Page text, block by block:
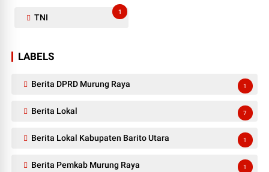
TNI
1
LABELS
Berita DPRD Murung Raya 1
Berita Lokal 7
Berita Lokal Kabupaten Barito Utara 1
Berita Pemkab Murung Raya 1